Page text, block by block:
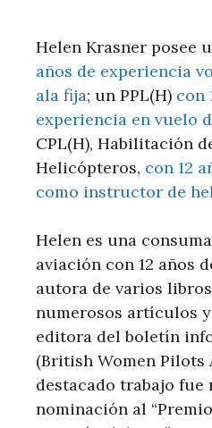
Helen Krasner posee
años de experiencia
ala fija; un PPL(H) con
experiencia en vuelo
CPL(H), Habilitación
Helicópteros, con 12
como instructor de
Helen es una
aviación con 12 años
autora de varios
numerosos artículos
editora del boletín
(British Women Pilots
destacado trabajo
nominación al